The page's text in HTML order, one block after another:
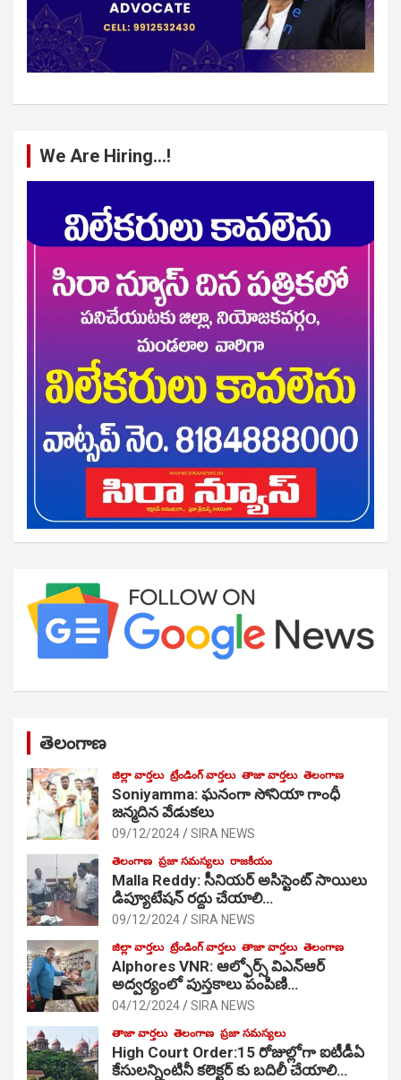
We Are Hiring…!
తెలంగాణ
జిల్లా వార్తలు ట్రేండింగ్ వార్తలు తాజా వార్తలు తెలంగాణ
Soniyamma: ఘ‌నంగా సోనియా గాంధీ
జ‌న్మ‌దిన వేడుక‌లు
09/12/2024 SIRA NEWS
తెలంగాణ ప్రజా సమస్యలు రాజకీయం
Malla Reddy: సీనియర్ అసిస్టెంట్ సాయిలు
డిప్యూటేషన్ రద్దు చేయాలి…
09/12/2024 SIRA NEWS
జిల్లా వార్తలు ట్రేండింగ్ వార్తలు తాజా వార్తలు తెలంగాణ
Alphores VNR: ఆల్ఫోర్స్ విఎన్ఆర్
అద్వర్యంలో పుస్తకాలు పంపిణి…
04/12/2024 SIRA NEWS
తాజా వార్తలు తెలంగాణ ప్రజా సమస్యలు
High Court Order:15 రోజుల్లోగా ఐటీడీఏ
కేసులన్నింటినీ కలెక్టర్ కు బదిలీ చేయాలి…